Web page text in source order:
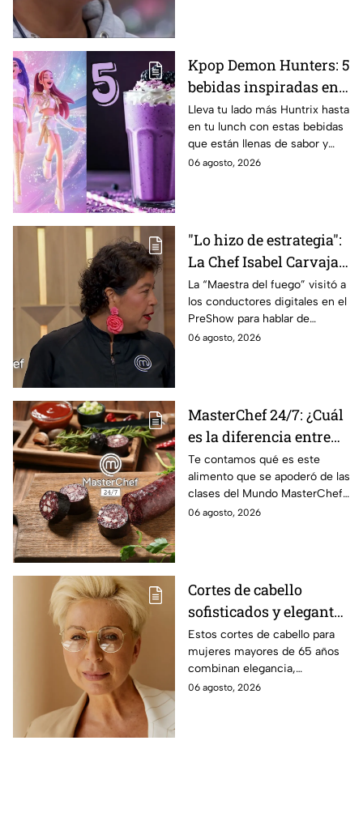
Kpop Demon Hunters: 5
bebidas inspiradas en
las guerreras Huntrix
para llevar a la escuela
este regreso a clases
2026; son saludables y
Lleva tu lado más Huntrix hasta
en tu lunch con estas bebidas
que están llenas de sabor y
frescura.
06 agosto, 2026
"Lo hizo de estrategia":
La Chef Isabel Carvajal
opina sobre la decisión
de Ramahá de subir a
Daniela al balcón de
MasterChef 24/7
La “Maestra del fuego” visitó a
los conductores digitales en el
PreShow para hablar de
algunos de los sucesos más
06 agosto, 2026
MasterChef 24/7: ¿Cuál
es la diferencia entre
morcilla y moronga?
Te contamos qué es este
alimento que se apoderó de las
clases del Mundo MasterChef
24/7.
06 agosto, 2026
Cortes de cabello
sofisticados y elegantes
para mujeres mayores
de 65 años
Estos cortes de cabello para
mujeres mayores de 65 años
combinan elegancia,
comodidad y estilo, con
06 agosto, 2026